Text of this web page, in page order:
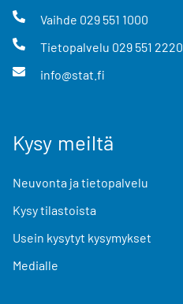
Vaihde 029 551 1000
Tietopalvelu 029 551 2220
info@stat.fi
Kysy meiltä
Neuvonta ja tietopalvelu
Kysy tilastoista
Usein kysytyt kysymykset
Medialle